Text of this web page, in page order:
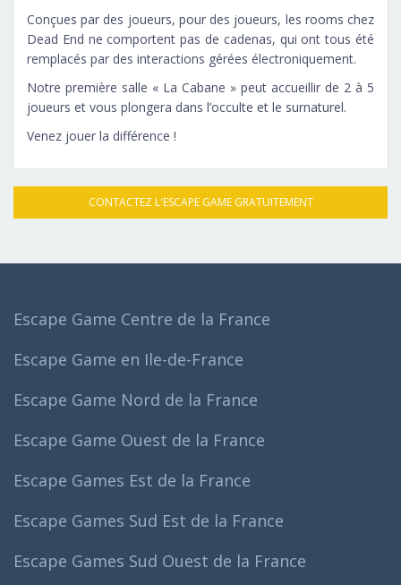
Conçues par des joueurs, pour des joueurs, les rooms chez
Dead End ne comportent pas de cadenas, qui ont tous été
remplacés par des interactions gérées électroniquement.
Notre première salle « La Cabane » peut accueillir de 2 à 5
joueurs et vous plongera dans l’occulte et le surnaturel.
Venez jouer la différence !
CONTACTEZ L'ESCAPE GAME GRATUITEMENT
Escape Game Centre de la France
Escape Game en Ile-de-France
Escape Game Nord de la France
Escape Game Ouest de la France
Escape Games Est de la France
Escape Games Sud Est de la France
Escape Games Sud Ouest de la France